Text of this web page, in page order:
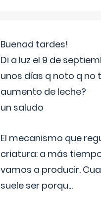
Buenad tardes!
Di a luz el 9 de
unos días q noto q no
aumento de leche?
un saludo
El mecanismo que
criatura: a más
vamos a producir.
suele ser porqu...